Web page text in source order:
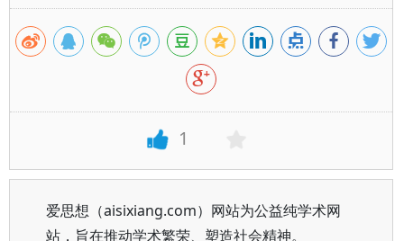
1
爱思想（aisixiang.com）网站为公益纯学术网
站，旨在推动学术繁荣、塑造社会精神。